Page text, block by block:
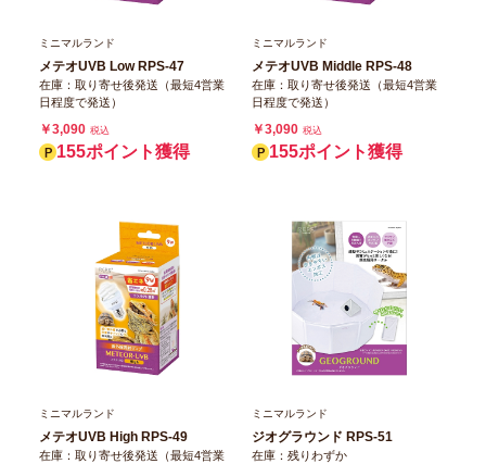
ミニマルランド
メテオUVB Low RPS‐47
在庫：取り寄せ後発送（最短4営業
日程度で発送）
￥3,090 税込
155ポイント獲得
ミニマルランド
メテオUVB Middle RPS‐48
在庫：取り寄せ後発送（最短4営業
日程度で発送）
￥3,090 税込
155ポイント獲得
ミニマルランド
メテオUVB High RPS‐49
在庫：取り寄せ後発送（最短4営業
ミニマルランド
ジオグラウンド RPS‐51
在庫：残りわずか